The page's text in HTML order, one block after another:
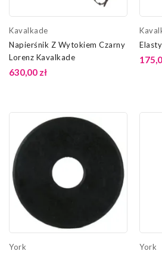
Kavalkade
Napierśnik Z Wytokiem Czarny
Lorenz Kavalkade
630,00 zł
York
York